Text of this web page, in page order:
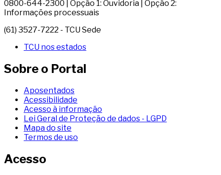
0800-644-2300 | Opção 1: Ouvidoria | Opção 2:
Informações processuais
(61) 3527-7222 - TCU Sede
TCU nos estados
Sobre o Portal
Aposentados
Acessibilidade
Acesso à informação
Lei Geral de Proteção de dados - LGPD
Mapa do site
Termos de uso
Acesso